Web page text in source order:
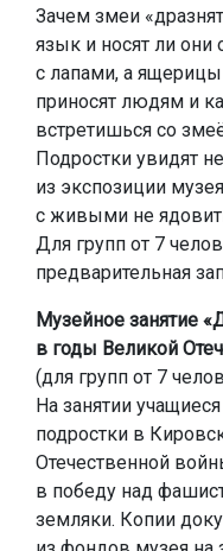
Зачем змеи
язык и носят ли
с лапами, а
приносят людям и
встретишься со
Подростки увидят
из экспозиции
с живыми не
Для групп от 7
предварительная
Музейное занятие
в годы Великой
(для групп от 7
На занятии
подростки в
Отечественной
в победу над
земляки. Копии